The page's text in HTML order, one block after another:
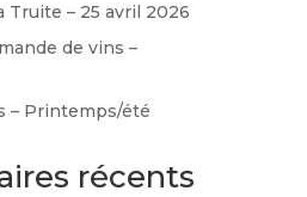
Truite – 25 avril 2026
de vins –
– Printemps/été
récents